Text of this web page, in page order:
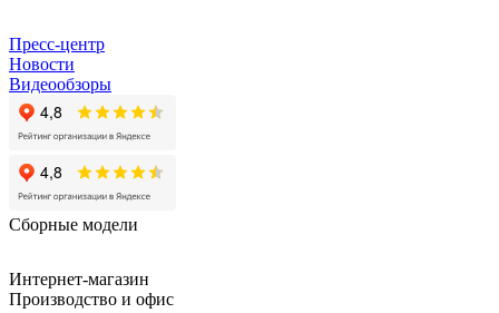
Пресс-центр
Новости
Видеообзоры
Сборные модели
Интернет-магазин
Производство и офис